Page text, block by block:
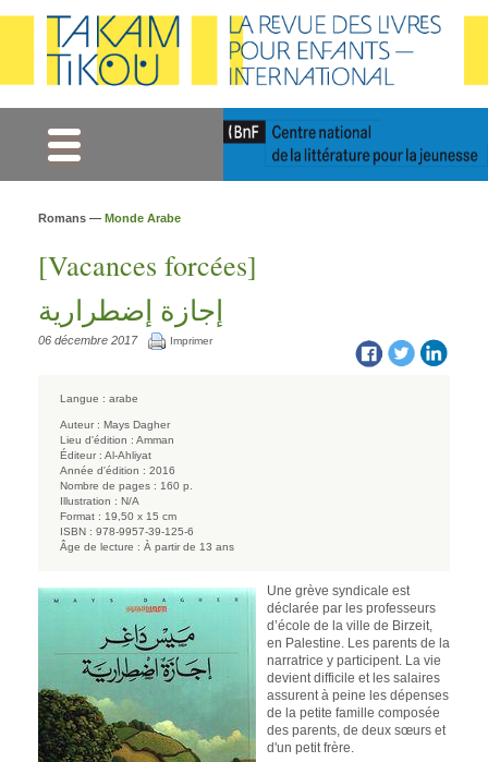
Romans — Monde Arabe
[Vacances forcées]
إجازة إضطرارية
06 décembre 2017 Imprimer
Langue : arabe
Auteur : Mays Dagher
Lieu d'édition : Amman
Éditeur : Al-Ahliyat
Année d'édition : 2016
Nombre de pages : 160 p.
Illustration : N/A
Format : 19,50 x 15 cm
ISBN : 978-9957-39-125-6
Âge de lecture : À partir de 13 ans
Une grève syndicale est
déclarée par les professeurs
d’école de la ville de Birzeit,
en Palestine. Les parents de la
narratrice y participent. La vie
devient difficile et les salaires
assurent à peine les dépenses
de la petite famille composée
des parents, de deux sœurs et
d'un petit frère.